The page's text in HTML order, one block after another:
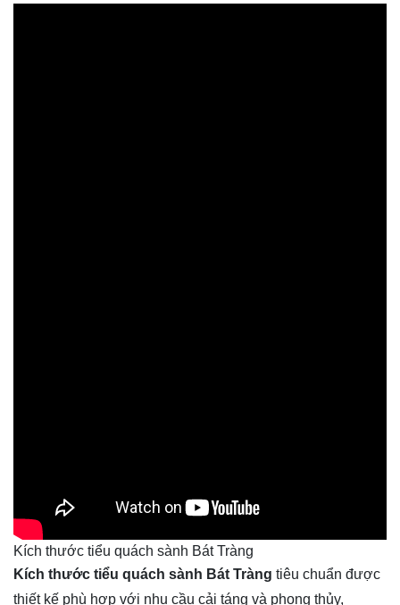
Kích thước tiểu quách sành Bát Tràng
Kích thước tiểu quách sành Bát Tràng tiêu chuẩn được
thiết kế phù hợp với nhu cầu cải táng và phong thủy,